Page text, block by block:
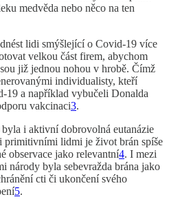
medvěda nebo něco na ten
lidi smýšlející o Covid-19 více
velkou část firem, abychom
již jednou nohou v hrobě. Čímž
individualisty, kteří
19 a například vybučeli Donalda
vakcinaci3.
i aktivní dobrovolná eutanázie
primitivními lidmi je život brán spíše
observace jako relevantní4. I mezi
národy byla sebevražda brána jako
cti či ukončení svého
5.